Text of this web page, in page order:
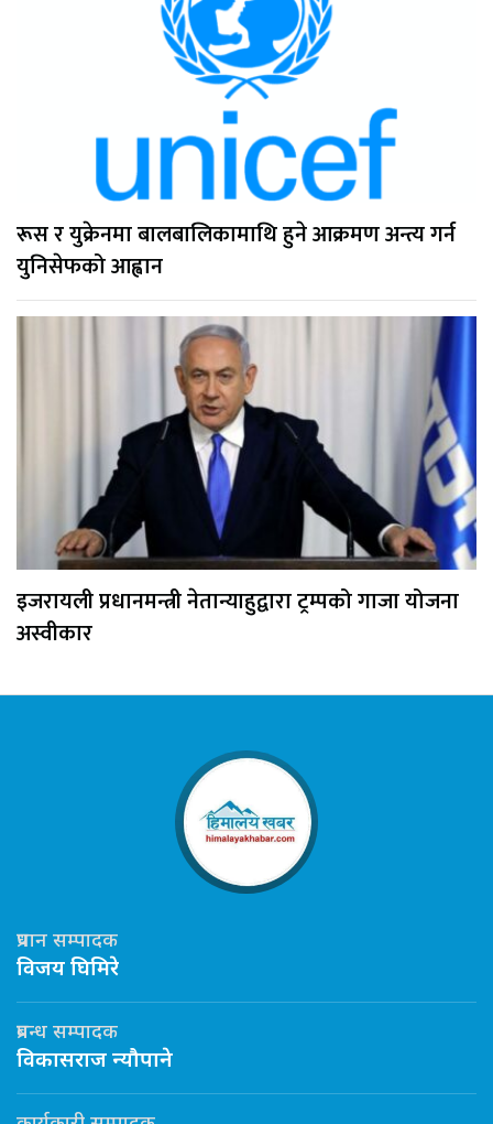
रूस र युक्रेनमा बालबालिकामाथि हुने आक्रमण अन्त्य गर्न
युनिसेफको आह्वान
इजरायली प्रधानमन्त्री नेतान्याहुद्वारा ट्रम्पको गाजा योजना
अस्वीकार
प्रधान सम्पादक
विजय घिमिरे
प्रबन्ध सम्पादक
विकासराज न्यौपाने